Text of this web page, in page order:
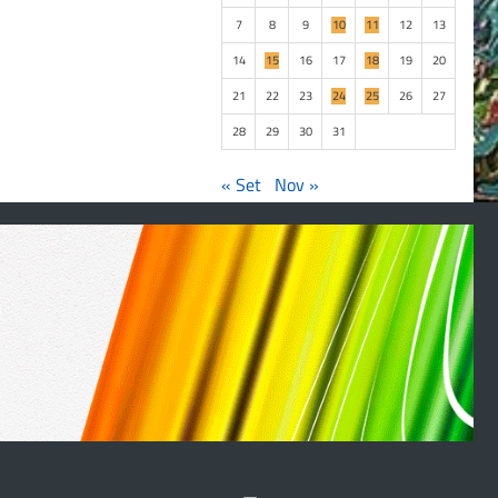
7
8 9 10 11 12
13
14
15 16 17 18 19
20
21
22 23 24 25 26
27
28
29 30 31
« Set Nov »